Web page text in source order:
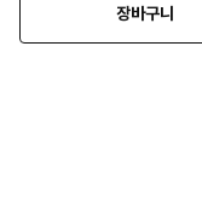
장바구니